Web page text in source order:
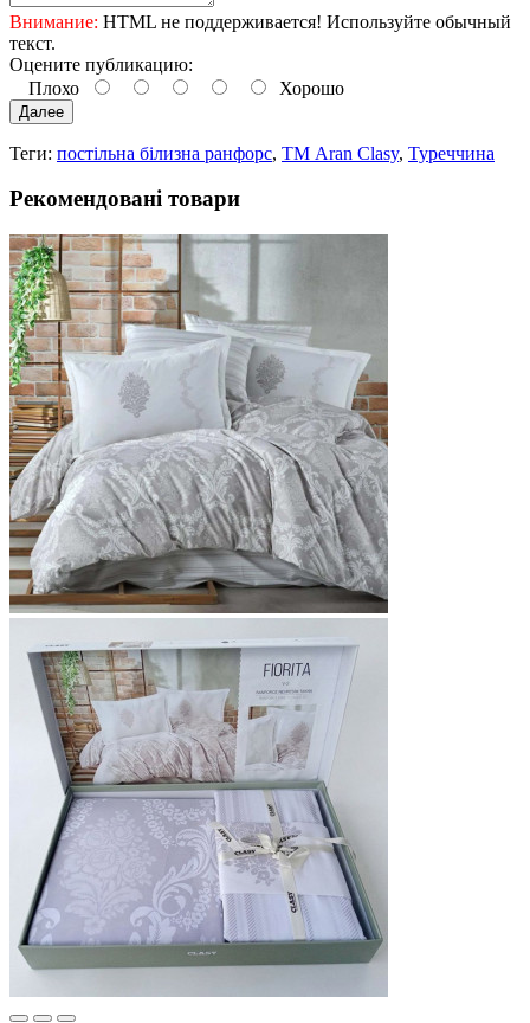
Внимание: HTML не поддерживается! Используйте обычный
текст.
Оцените публикацию:
Плохо
Хорошо
Далее
Теги: постільна білизна ранфорс, ТМ Aran Clasy, Туреччина
Рекомендовані товари